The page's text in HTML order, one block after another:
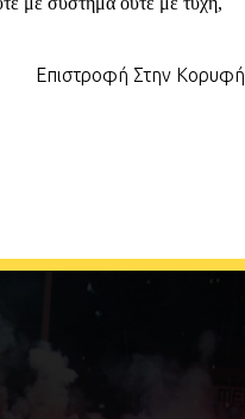
Επιστροφή Στην Κορυφή